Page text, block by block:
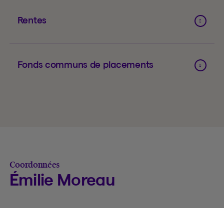
Rentes
Fonds communs de placements
Coordonnées
Émilie Moreau